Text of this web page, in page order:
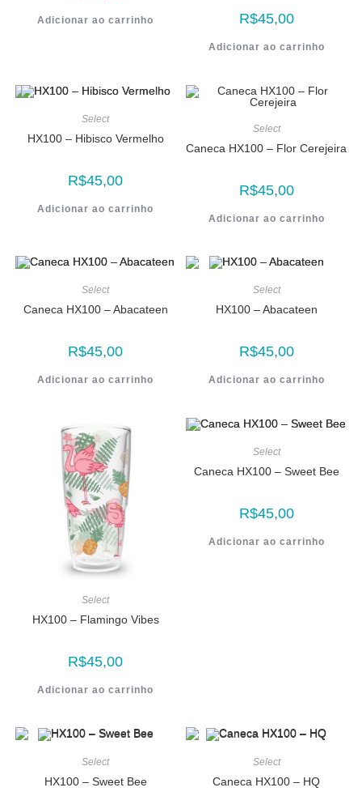
Adicionar ao carrinho R$45,00
Adicionar ao carrinho
Select
HX100 – Hibisco Vermelho
R$45,00
Adicionar ao carrinho
Select
Caneca HX100 – Flor Cerejeira
R$45,00
Adicionar ao carrinho
Select
Caneca HX100 – Abacateen
R$45,00
Adicionar ao carrinho
Select
HX100 – Abacateen
R$45,00
Adicionar ao carrinho
Select
HX100 – Flamingo Vibes
R$45,00
Adicionar ao carrinho
Select
Caneca HX100 – Sweet Bee
R$45,00
Adicionar ao carrinho
Select
HX100 – Sweet Bee
Select
Caneca HX100 – HQ